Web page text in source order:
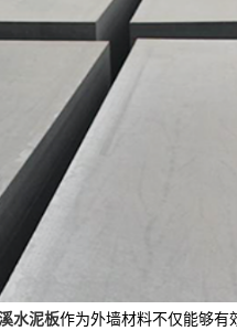
水泥板作为外墙材料不仅能够有